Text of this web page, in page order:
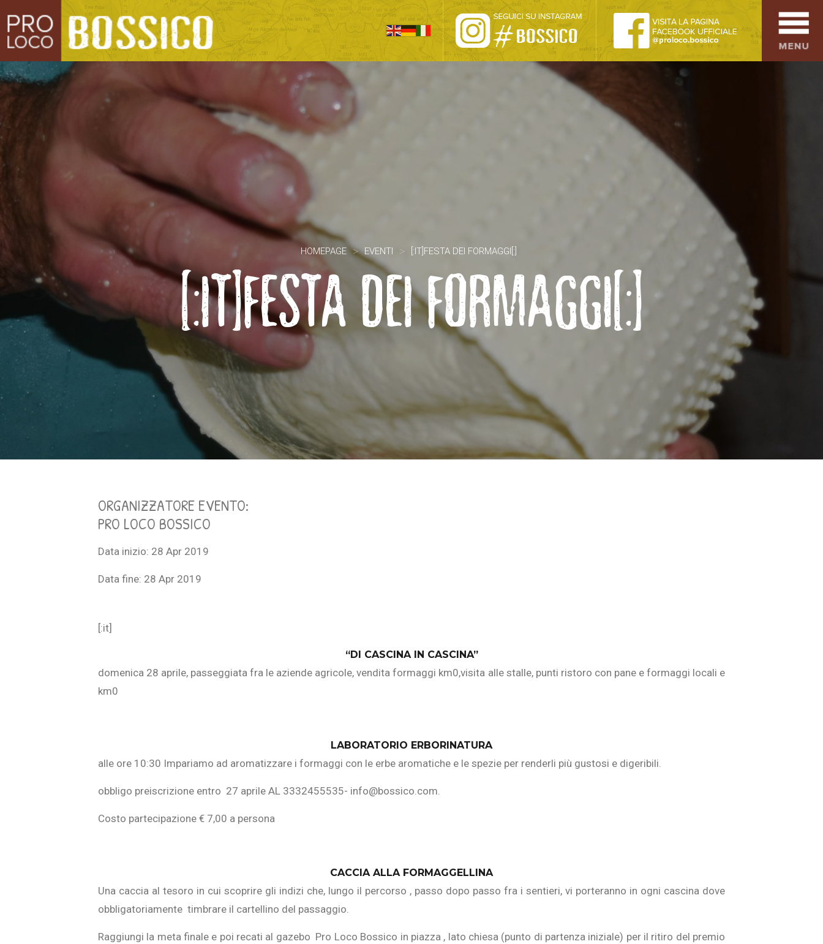
OSPITALITÀ
ARTE E CULTURA
COMMERCIO
DINTORNI
HOMEPAGE > EVENTI > [:IT]FESTA DEI FORMAGGI[:]
[:IT]FESTA DEI FORMAGGI[:]
ORGANIZZATORE EVENTO:
PRO LOCO BOSSICO
Data inizio: 28 Apr 2019
Data fine: 28 Apr 2019
[:it]
“DI CASCINA IN CASCINA”
domenica 28 aprile, passeggiata fra le aziende agricole, vendita formaggi km0,visita alle stalle, punti ristoro con pane e formaggi locali e
km0
LABORATORIO ERBORINATURA
alle ore 10:30 Impariamo ad aromatizzare i formaggi con le erbe aromatiche e le spezie per renderli più gustosi e digeribili.
obbligo preiscrizione entro 27 aprile AL 3332455535- info@bossico.com.
Costo partecipazione € 7,00 a persona
CACCIA ALLA FORMAGGELLINA
Una caccia al tesoro in cui scoprire gli indizi che, lungo il percorso , passo dopo passo fra i sentieri, vi porteranno in ogni cascina dove
obbligatoriamente timbrare il cartellino del passaggio.
Raggiungi la meta finale e poi recati al gazebo Pro Loco Bossico in piazza , lato chiesa (punto di partenza iniziale) per il ritiro del premio